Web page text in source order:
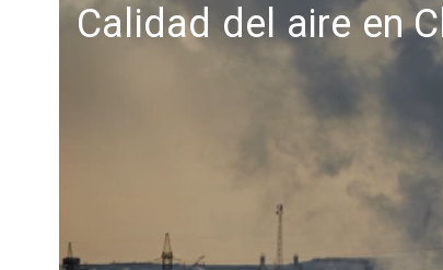
Calidad del aire en